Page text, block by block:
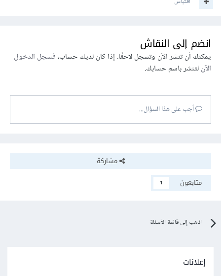
انضم إلى النقاش
يمكنك أن تنشر الآن وتسجل لاحقًا. إذا كان لديك حساب،فسجل الدخول
الآنلتنشر باسم حسابك.
أجب على هذا السؤال...
مشاركة
متابعون
1
اذهب إلى قائمة الأسئلة
إعلانات